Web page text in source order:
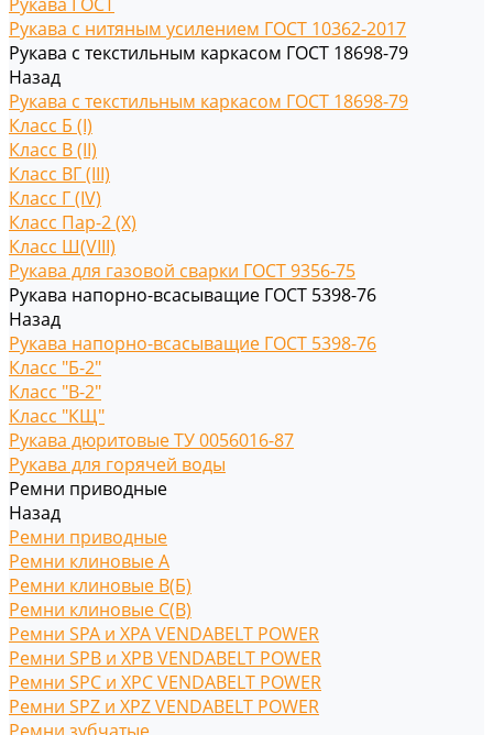
Рукава с нитяным усилением ГОСТ 10362-2017
Рукава с текстильным каркасом ГОСТ 18698-79
Назад
Рукава с текстильным каркасом ГОСТ 18698-79
Класс Б (I)
Класс В (II)
Класс ВГ (III)
Класс Г (IV)
Класс Пар-2 (X)
Класс Ш(VIII)
Рукава для газовой сварки ГОСТ 9356-75
Рукава напорно-всасыващие ГОСТ 5398-76
Назад
Рукава напорно-всасыващие ГОСТ 5398-76
Класс "Б-2"
Класс "В-2"
Класс "КЩ"
Рукава дюритовые ТУ 0056016-87
Рукава для горячей воды
Ремни приводные
Назад
Ремни приводные
Ремни клиновые A
Ремни клиновые В(Б)
Ремни клиновые С(B)
Ремни SPA и XPA VENDABELT POWER
Ремни SPB и XPB VENDABELT POWER
Ремни SPC и XPC VENDABELT POWER
Ремни SPZ и XPZ VENDABELT POWER